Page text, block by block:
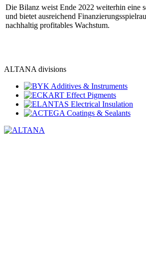
Die Bilanz weist Ende 2022 weiterhin eine
und bietet ausreichend
nachhaltig profitables Wachstum.
ALTANA divisions